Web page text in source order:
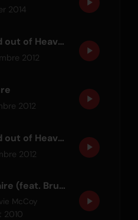
2014
Locked out of Heaven
2012
2012
Locked out of Heaven
2012
Billionaire (feat. Bruno Mars)
McCoy
2010